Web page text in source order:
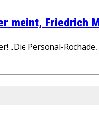
meint, Friedrich
„Die Personal-